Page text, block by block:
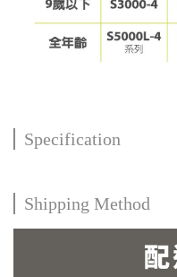
Specification
Shipping Method